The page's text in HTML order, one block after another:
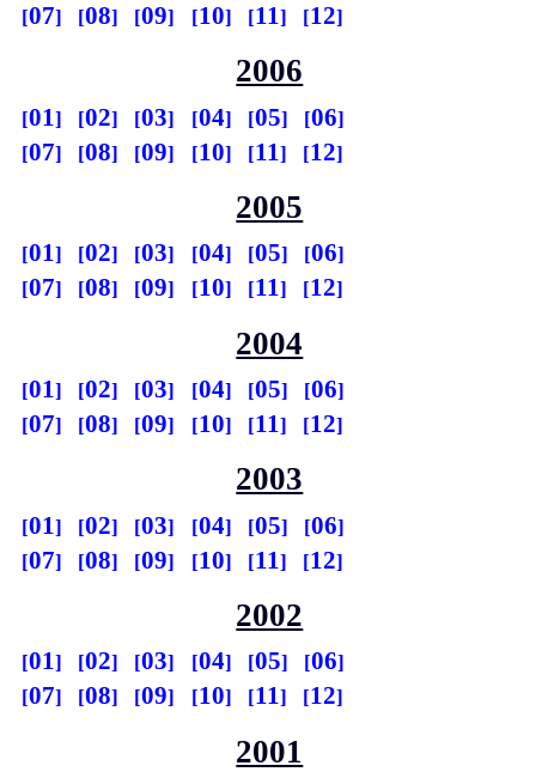
07
08 09 10 11 12
2006
01 02 03 04 05
06
07
08 09 10 11 12
2005
01 02 03 04 05
06
07
08 09 10 11 12
2004
01 02 03 04 05
06
07
08 09 10 11 12
2003
01 02 03 04 05
06
07
08 09 10 11 12
2002
01 02 03 04 05
06
07
08 09 10 11 12
2001